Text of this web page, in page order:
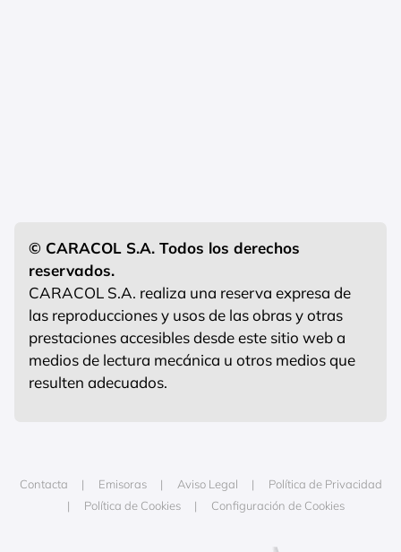
© CARACOL S.A. Todos los derechos
reservados.
CARACOL S.A. realiza una reserva expresa de
las reproducciones y usos de las obras y otras
prestaciones accesibles desde este sitio web a
medios de lectura mecánica u otros medios que
resulten adecuados.
Contacta Emisoras Aviso Legal
Política de Privacidad
Política de Cookies
Configuración de Cookies